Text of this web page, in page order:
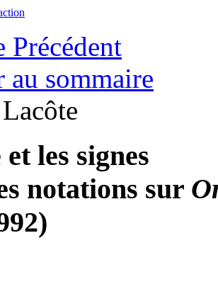
au sommaire
Lacôte
les signes
notations sur